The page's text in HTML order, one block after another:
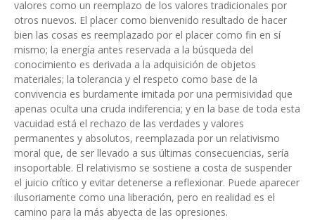
valores como un reemplazo de los valores tradicionales por
otros nuevos. El placer como bienvenido resultado de hacer
bien las cosas es reemplazado por el placer como fin en sí
mismo; la energía antes reservada a la búsqueda del
conocimiento es derivada a la adquisición de objetos
materiales; la tolerancia y el respeto como base de la
convivencia es burdamente imitada por una permisividad que
apenas oculta una cruda indiferencia; y en la base de toda esta
vacuidad está el rechazo de las verdades y valores
permanentes y absolutos, reemplazada por un relativismo
moral que, de ser llevado a sus últimas consecuencias, sería
insoportable. El relativismo se sostiene a costa de suspender
el juicio crítico y evitar detenerse a reflexionar. Puede aparecer
ilusoriamente como una liberación, pero en realidad es el
camino para la más abyecta de las opresiones.